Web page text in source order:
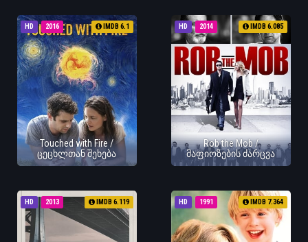
HD 2016 IMDB 6.1
Touched with Fire /
ცეცხლთან შეხება
HD 2014 IMDB 6.085
Rob the Mob /
მაფიოზების ძარცვა
HD 2013 IMDB 6.119 HD 1991 IMDB 7.364